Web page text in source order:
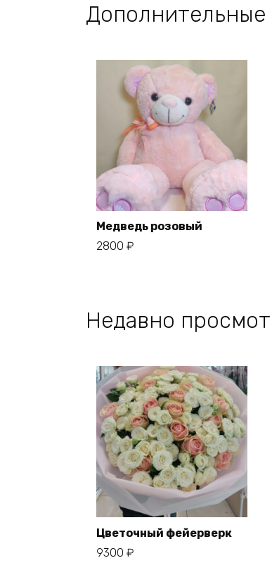
Дополнительные
Медведь розовый
2800 ₽
Недавно
Цветочный фейерверк
9300 ₽